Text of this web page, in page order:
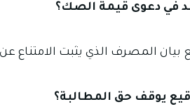
في دعوى قيمة الصك؟
المصرف الذي يثبت الامتناع عن
يوقف حق المطالبة؟